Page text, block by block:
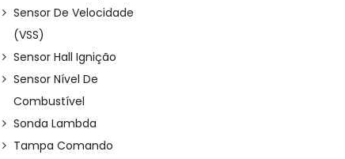
Sensor De Velocidade
(VSS)
Sensor Hall Ignição
Sensor Nível De
Combustível
Sonda Lambda
Tampa Comando